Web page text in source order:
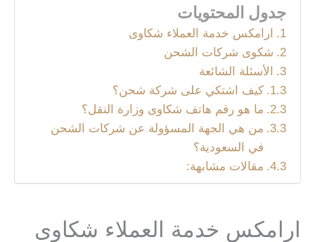
جدول المحتويات
ارامكس خدمة العملاء شكاوى
شكوى شركات الشحن
الأسئلة الشائعة
كيف اشتكي على شركة شحن؟
ما هو رقم هاتف شكاوى وزارة النقل؟
من هي الجهة المسؤولة عن شركات الشحن
في السعودية؟
مقالات مشابهة:
ارامكس خدمة العملاء شكاوى